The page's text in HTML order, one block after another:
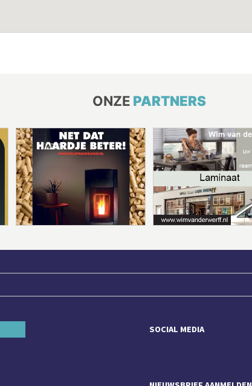
ONZE PARTNERS
SOCIAL MEDIA